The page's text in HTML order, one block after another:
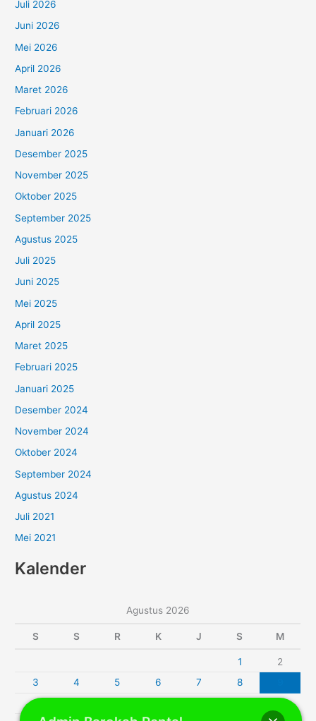
Juli 2026
Juni 2026
Mei 2026
April 2026
Maret 2026
Februari 2026
Januari 2026
Desember 2025
November 2025
Oktober 2025
September 2025
Agustus 2025
Juli 2025
Juni 2025
Mei 2025
April 2025
Maret 2025
Februari 2025
Januari 2025
Desember 2024
November 2024
Oktober 2024
September 2024
Agustus 2024
Juli 2021
Mei 2021
Kalender
Agustus 2026
S S R K J S M
1
2
3
4 5 6 7 8
10